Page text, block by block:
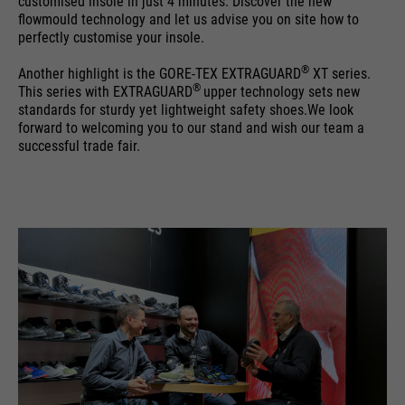
purpose
ermöglichen es der Website, Sie
zu erkennen und somit Ihre
Sitzung offen zu halten. Es
speichert bei einem Benutzer-
Login für einen geschlossenen
Bereich die Benutzer-ID als
verschlüsselten Wert (sog. "hash-
Name
providers
Ende der Sitzung
running
time
Ende der Sitzung
flowmould technology and let us advise you on site how to
perfectly customise your insole.
Another highlight is the GORE-TEX EXTRAGUARD® XT series.
This series with EXTRAGUARD® upper technology sets new
standards for sturdy yet lightweight safety shoes.We look
forward to welcoming you to our stand and wish our team a
successful trade fair.